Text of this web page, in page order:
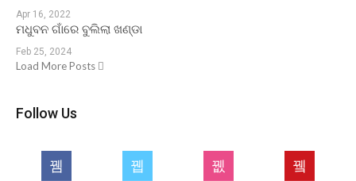
Apr 16, 2022
ମଧୁବନ ଗାଁରେ ବୁଲିଲା ଖଣ୍ଡା
Feb 25, 2024
Load More Posts
Follow Us